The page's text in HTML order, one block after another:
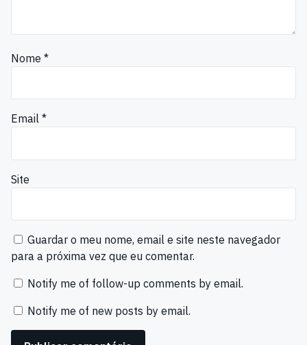
Nome *
Email *
Site
Guardar o meu nome, email e site neste navegador
para a próxima vez que eu comentar.
Notify me of follow-up comments by email.
Notify me of new posts by email.